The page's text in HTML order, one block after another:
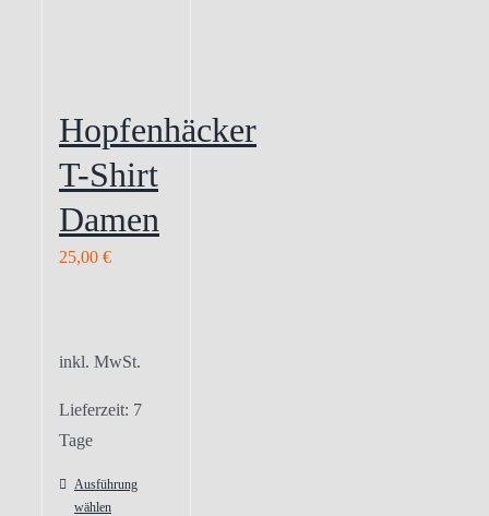
Hopfenhäcker
T-Shirt
Damen
25,00 €
inkl. MwSt.
Lieferzeit: 7
Tage
Ausführung
wählen